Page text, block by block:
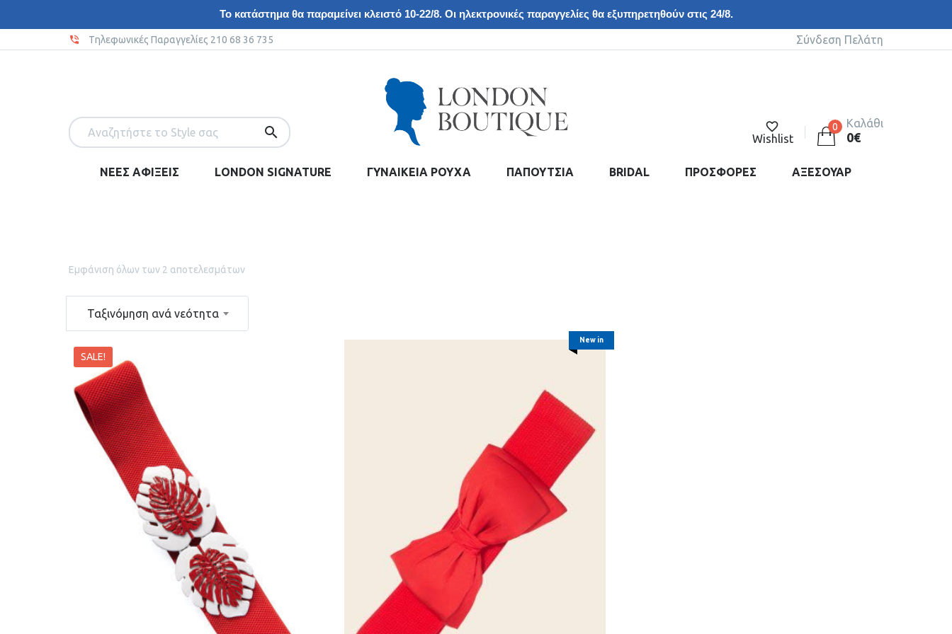
Το κατάστημα θα παραμείνει κλειστό 10-22/8. Οι ηλεκτρονικές παραγγελίες θα εξυπηρετηθούν στις 24/8.
Tηλεφωνικές Παραγγελίες 210 68 36 735 Σύνδεση Πελάτη
Wishlist
0 Καλάθι
0€
ΝΕΕΣ ΑΦΙΞΕΙΣ LONDON SIGNATURE ΓΥΝΑΙΚΕΙΑ ΡΟΥΧΑ ΠΑΠΟΥΤΣΙΑ BRIDAL ΠΡΟΣΦΟΡΕΣ ΑΞΕΣΟΥΑΡ
Εμφάνιση όλων των 2 αποτελεσμάτων
Ταξινόμηση ανά νεότητα
SALE!
New in